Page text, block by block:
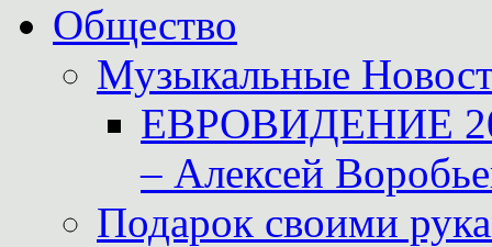
Общество
Музыкальные
ЕВРОВИДЕНИЕ
– Алексей
Подарок своими